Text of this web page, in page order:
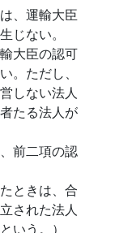
、運輸大臣
じない。
大臣の認可
。ただし、
しない法人
たる法人が
前二項の認
ときは、合
された法人
いう。）